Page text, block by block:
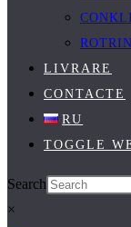
LIVRARE
CONTACTE
RU
TOGGLE
Search
×